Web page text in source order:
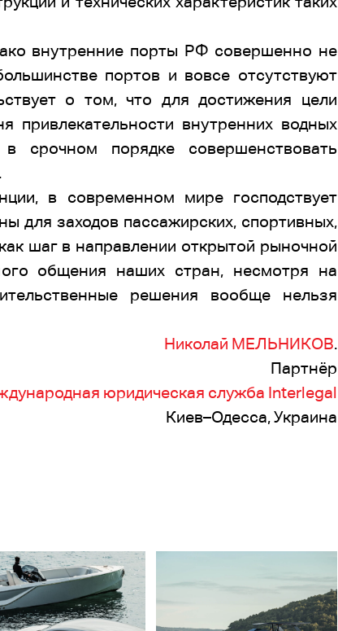
внутренние порты РФ совершенно не
портов и вовсе отсутствуют
о том, что для достижения цели
привлекательности внутренних водных
срочном порядке совершенствовать
в современном мире господствует
для заходов пассажирских, спортивных,
шаг в направлении открытой рыночной
общения наших стран, несмотря на
решения вообще нельзя
Николай МЕЛЬНИКОВ.
Партнёр
юридическая служба Interlegal
Киев–Одесса, Украина